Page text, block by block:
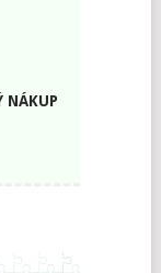
NÁKUP